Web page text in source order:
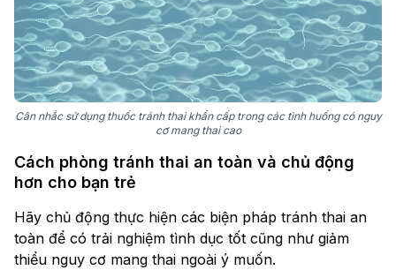
Cân nhắc sử dụng thuốc tránh thai khẩn cấp trong các tình huống có nguy
cơ mang thai cao
Cách phòng tránh thai an toàn và chủ động
hơn cho bạn trẻ
Hãy chủ động thực hiện các biện pháp tránh thai an
toàn để có trải nghiệm tình dục tốt cũng như giảm
thiểu nguy cơ mang thai ngoài ý muốn.